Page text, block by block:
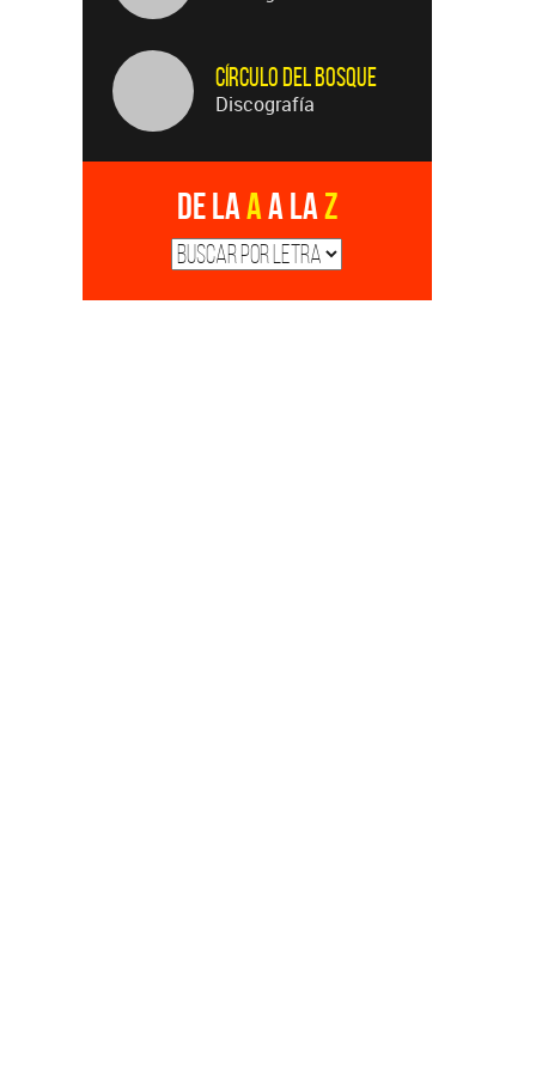
Círculo Del Bosque
Discografía
De laAa laZ